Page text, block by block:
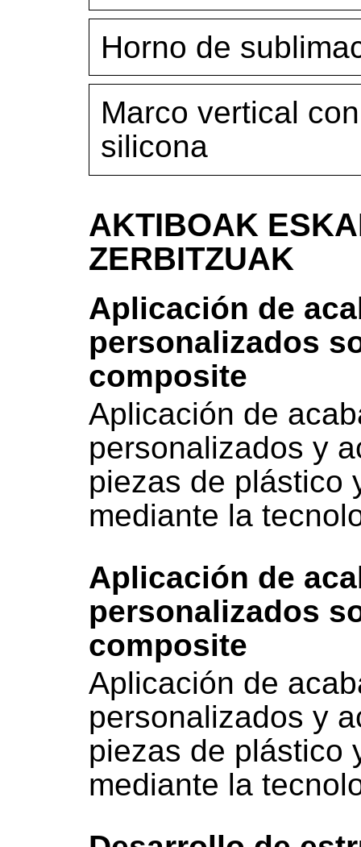
Horno de
Marco vertical
silicona
AKTIBOAK
ZERBITZUAK
Aplicación de
personalizados
composite
Aplicación de
personalizados y
piezas de plástico
mediante la
Aplicación de
personalizados
composite
Aplicación de
personalizados y
piezas de plástico
mediante la